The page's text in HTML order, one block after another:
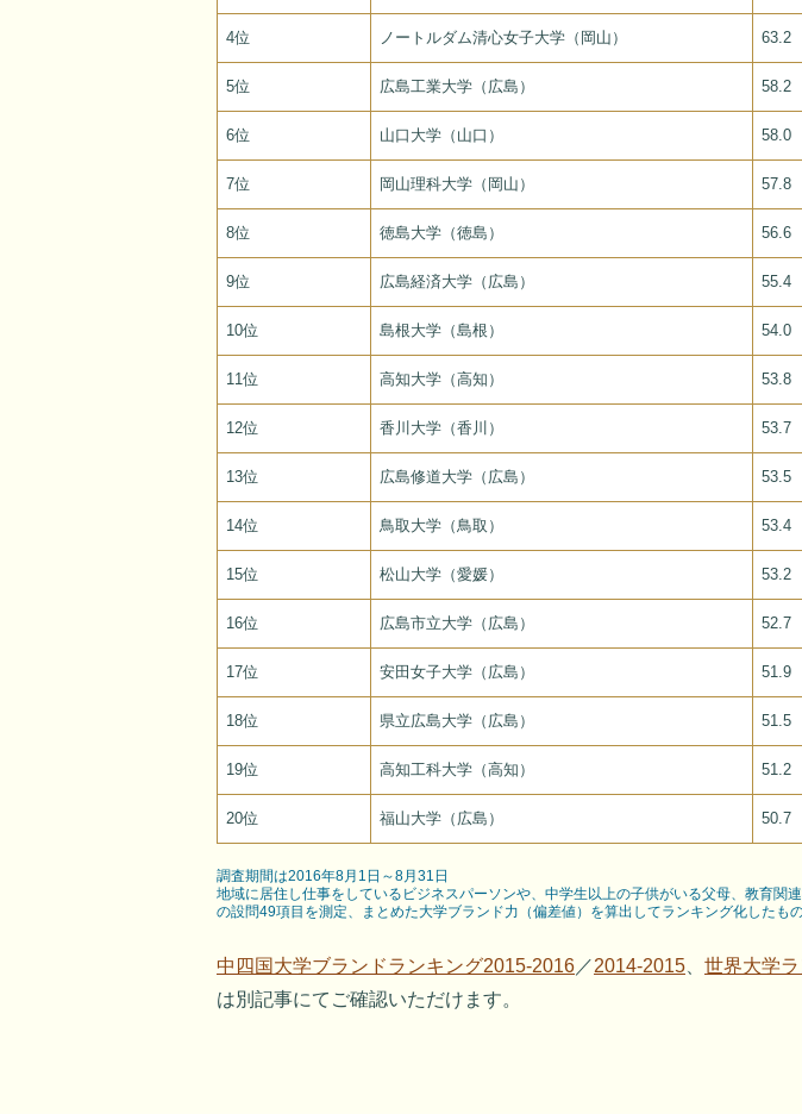
4位 ノートルダム清心女子大学（岡山） 63.2
5位 広島工業大学（広島） 58.2
6位 山口大学（山口） 58.0
7位 岡山理科大学（岡山） 57.8
8位 徳島大学（徳島） 56.6
9位 広島経済大学（広島） 55.4
10位 島根大学（島根） 54.0
11位 高知大学（高知） 53.8
12位 香川大学（香川） 53.7
13位 広島修道大学（広島） 53.5
14位 鳥取大学（鳥取） 53.4
15位 松山大学（愛媛） 53.2
16位 広島市立大学（広島） 52.7
17位 安田女子大学（広島） 51.9
18位 県立広島大学（広島） 51.5
19位 高知工科大学（高知） 51.2
20位 福山大学（広島） 50.7
調査期間は2016年8月1日～8月31日
地域に居住し仕事をしているビジネスパーソンや、中学生以上の子供がいる父母、教育関
の設問49項目を測定、まとめた大学ブランド力（偏差値）を算出してランキング化したもの
中四国大学ブランドランキング2015-2016 ／2014-2015
世界大学
は別記事にてご確認いただけます。